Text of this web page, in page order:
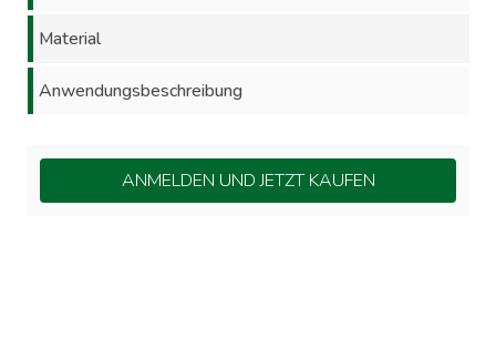
Material
Anwendungsbeschreibung
ANMELDEN UND JETZT KAUFEN